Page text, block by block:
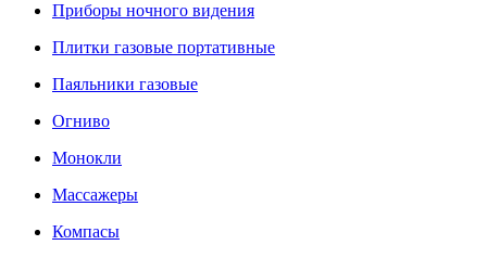
Приборы ночного видения
Плитки газовые портативные
Паяльники газовые
Огниво
Монокли
Массажеры
Компасы